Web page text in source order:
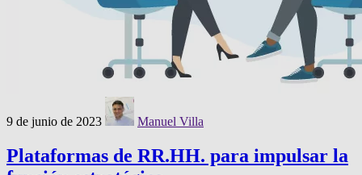
9 de junio de 2023 Manuel Villa
Plataformas de RR.HH. para impulsar la